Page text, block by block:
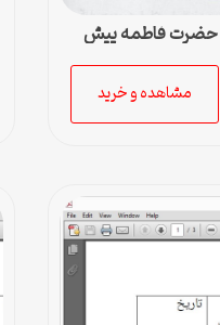
حضرت فاطمه پیش
مشاهده و خرید